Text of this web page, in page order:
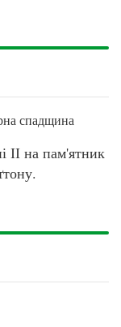
спадщина
ІІ на пам'ятник